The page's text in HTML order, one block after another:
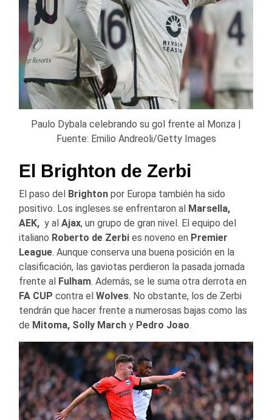
Paulo Dybala celebrando su gol frente al Monza |
Fuente: Emilio Andreoli/Getty Images
El Brighton de Zerbi
El paso del Brighton por Europa también ha sido
positivo. Los ingleses se enfrentaron al Marsella,
AEK, y al Ajax, un grupo de gran nivel. El equipo del
italiano Roberto de Zerbi es noveno en Premier
League. Aunque conserva una buena posición en la
clasificación, las gaviotas perdieron la pasada jornada
frente al Fulham. Además, se le suma otra derrota en
FA CUP contra el Wolves. No obstante, los de Zerbi
tendrán que hacer frente a numerosas bajas como las
de Mitoma, Solly March y Pedro Joao.